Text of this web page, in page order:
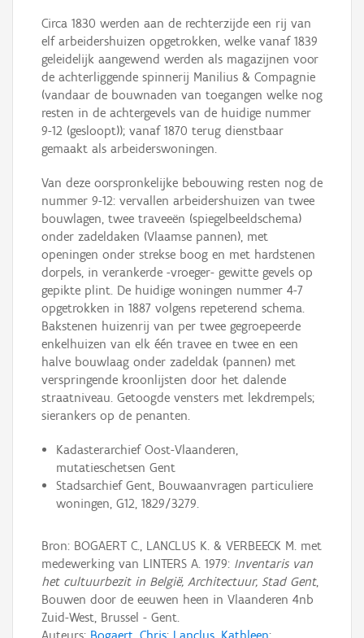
AanmeldenCirca 1830 werden aan de rechterzijde een rij van
elf arbeidershuizen opgetrokken, welke vanaf 1839
geleidelijk aangewend werden als magazijnen voor
de achterliggende spinnerij Manilius & Compagnie
(vandaar de bouwnaden van toegangen welke nog
resten in de achtergevels van de huidige nummer
9-12 (gesloopt)); vanaf 1870 terug dienstbaar
gemaakt als arbeiderswoningen.
Van deze oorspronkelijke bebouwing resten nog de
nummer 9-12: vervallen arbeidershuizen van twee
bouwlagen, twee traveeën (spiegelbeeldschema)
onder zadeldaken (Vlaamse pannen), met
openingen onder strekse boog en met hardstenen
dorpels, in verankerde -vroeger- gewitte gevels op
gepikte plint. De huidige woningen nummer 4-7
opgetrokken in 1887 volgens repeterend schema.
Bakstenen huizenrij van per twee gegroepeerde
enkelhuizen van elk één travee en twee en een
halve bouwlaag onder zadeldak (pannen) met
verspringende kroonlijsten door het dalende
straatniveau. Getoogde vensters met lekdrempels;
sierankers op de penanten.
Kadasterarchief Oost-Vlaanderen,
mutatieschetsen Gent
Stadsarchief Gent, Bouwaanvragen particuliere
woningen, G12, 1829/3279.
Bron: BOGAERT C., LANCLUS K. & VERBEECK M. met
medewerking van LINTERS A. 1979: Inventaris van
het cultuurbezit in België, Architectuur, Stad Gent,
Bouwen door de eeuwen heen in Vlaanderen 4nb
Zuid-West, Brussel - Gent.